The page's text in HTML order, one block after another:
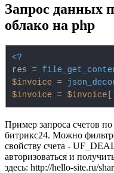
Запрос данных
облако на php
Пример запроса счетов
битрикс24. Можно
свойству счета -
авторизоваться и
здесь: http://hello-site.ru/